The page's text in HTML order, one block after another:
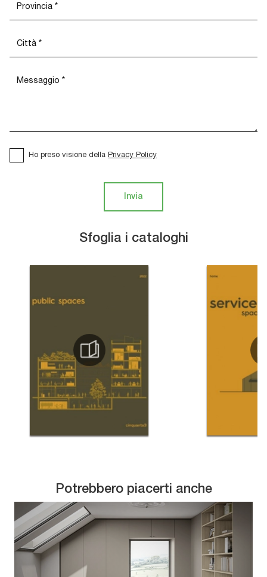
Sfoglia i cataloghi
Ho preso visione della Privacy Policy
Invia
Potrebbero piacerti anche